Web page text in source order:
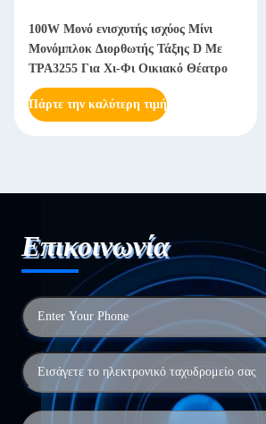
100W Μονό ενισχυτής ισχύος Μίνι
Μονόμπλοκ Διορθωτής Τάξης D Με
TPA3255 Για Χι-Φι Οικιακό Θέατρο
Πάρτε την καλύτερη τιμή
Επικοινωνία